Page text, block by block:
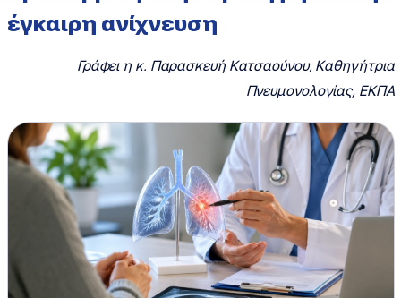
έγκαιρη ανίχνευση
Γράφει η κ. Παρασκευή Κατσαούνου, Καθηγήτρια
Πνευμονολογίας, ΕΚΠΑ